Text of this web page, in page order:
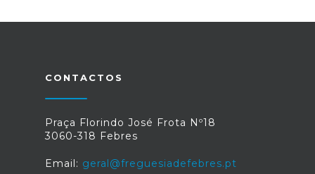
CONTACTOS
Praça Florindo José Frota Nº18
3060-318 Febres
Email: geral@freguesiadefebres.pt